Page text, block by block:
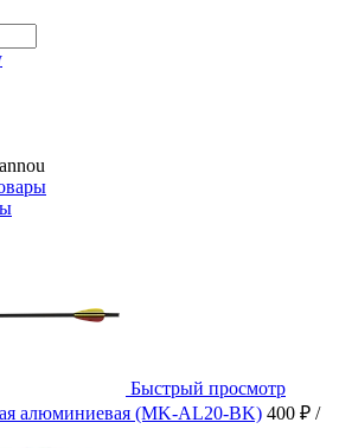
Быстрый просмотр
алюминиевая (MK-AL20-BK) 400 ₽ /